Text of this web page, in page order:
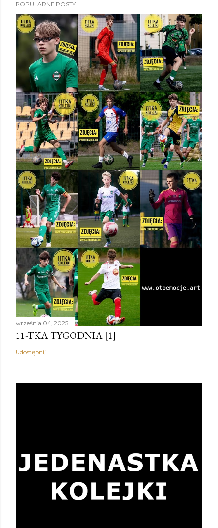
POPULARNE POSTY
września 04, 2025
11-TKA TYGODNIA [1]
Udostępnij